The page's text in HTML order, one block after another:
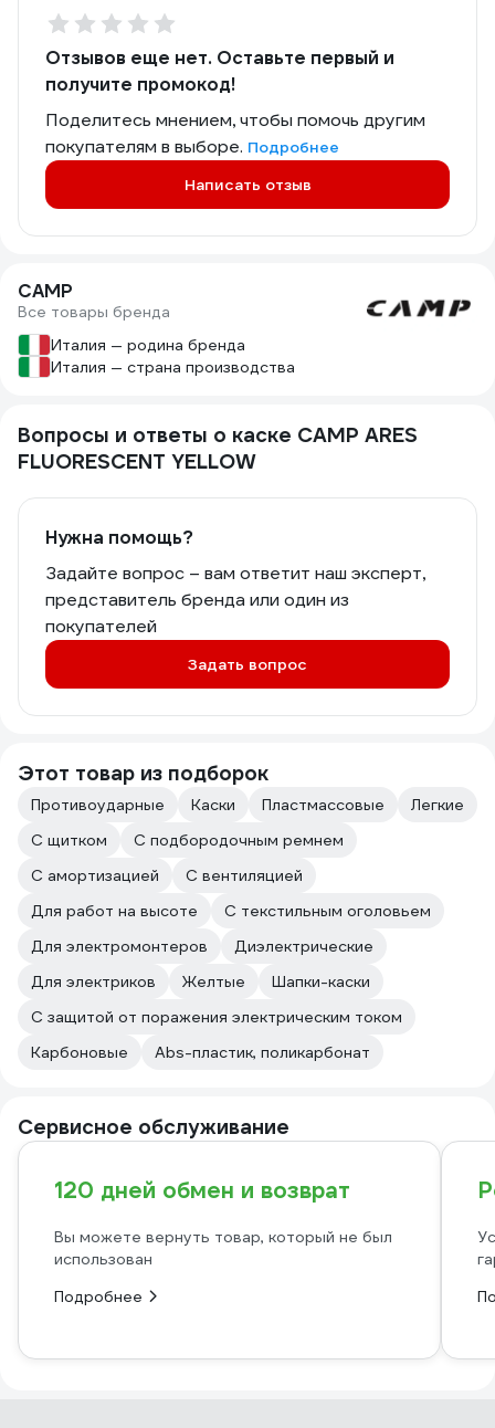
Отзывов еще нет. Оставьте первый и
получите промокод!
Поделитесь мнением, чтобы помочь другим
покупателям в выборе. Подробнее
Написать отзыв
CAMP
Все товары бренда
Италия — родина бренда
Италия — страна производства
Вопросы и ответы о каске CAMP ARES
FLUORESCENT YELLOW
Нужна помощь?
Задайте вопрос – вам ответит наш эксперт,
представитель бренда или один из
покупателей
Задать вопрос
Этот товар из подборок
Противоударные Каски Пластмассовые
Легкие
С щитком
С подбородочным ремнем
С амортизацией
С вентиляцией
Для работ на высоте
С текстильным оголовьем
Для электромонтеров
Диэлектрические
Для электриков
Желтые
Шапки-каски
С защитой от поражения электрическим током
Карбоновые
Abs-пластик, поликарбонат
Сервисное обслуживание
120 дней обмен и возврат
Вы можете вернуть товар, который не был
использован
Подробнее